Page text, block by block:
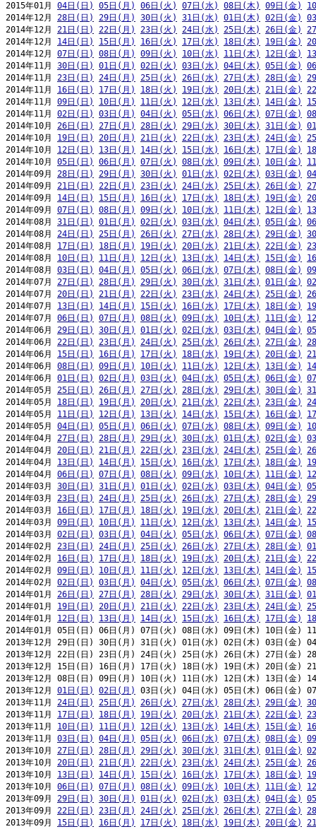
2015年01月 04日(日) 05日(月) 06日(火) 07日(水) 08日(木) 09日(金)
2014年12月 28日(日) 29日(月) 30日(火) 31日(水) 01日(木) 02日(金)
2014年12月 21日(日) 22日(月) 23日(火) 24日(水) 25日(木) 26日(金)
2014年12月 14日(日) 15日(月) 16日(火) 17日(水) 18日(木) 19日(金)
2014年12月 07日(日) 08日(月) 09日(火) 10日(水) 11日(木) 12日(金)
2014年11月 30日(日) 01日(月) 02日(火) 03日(水) 04日(木) 05日(金)
2014年11月 23日(日) 24日(月) 25日(火) 26日(水) 27日(木) 28日(金)
2014年11月 16日(日) 17日(月) 18日(火) 19日(水) 20日(木) 21日(金)
2014年11月 09日(日) 10日(月) 11日(火) 12日(水) 13日(木) 14日(金)
2014年11月 02日(日) 03日(月) 04日(火) 05日(水) 06日(木) 07日(金)
2014年10月 26日(日) 27日(月) 28日(火) 29日(水) 30日(木) 31日(金)
2014年10月 19日(日) 20日(月) 21日(火) 22日(水) 23日(木) 24日(金)
2014年10月 12日(日) 13日(月) 14日(火) 15日(水) 16日(木) 17日(金)
2014年10月 05日(日) 06日(月) 07日(火) 08日(水) 09日(木) 10日(金)
2014年09月 28日(日) 29日(月) 30日(火) 01日(水) 02日(木) 03日(金)
2014年09月 21日(日) 22日(月) 23日(火) 24日(水) 25日(木) 26日(金)
2014年09月 14日(日) 15日(月) 16日(火) 17日(水) 18日(木) 19日(金)
2014年09月 07日(日) 08日(月) 09日(火) 10日(水) 11日(木) 12日(金)
2014年08月 31日(日) 01日(月) 02日(火) 03日(水) 04日(木) 05日(金)
2014年08月 24日(日) 25日(月) 26日(火) 27日(水) 28日(木) 29日(金)
2014年08月 17日(日) 18日(月) 19日(火) 20日(水) 21日(木) 22日(金)
2014年08月 10日(日) 11日(月) 12日(火) 13日(水) 14日(木) 15日(金)
2014年08月 03日(日) 04日(月) 05日(火) 06日(水) 07日(木) 08日(金)
2014年07月 27日(日) 28日(月) 29日(火) 30日(水) 31日(木) 01日(金)
2014年07月 20日(日) 21日(月) 22日(火) 23日(水) 24日(木) 25日(金)
2014年07月 13日(日) 14日(月) 15日(火) 16日(水) 17日(木) 18日(金)
2014年07月 06日(日) 07日(月) 08日(火) 09日(水) 10日(木) 11日(金)
2014年06月 29日(日) 30日(月) 01日(火) 02日(水) 03日(木) 04日(金)
2014年06月 22日(日) 23日(月) 24日(火) 25日(水) 26日(木) 27日(金)
2014年06月 15日(日) 16日(月) 17日(火) 18日(水) 19日(木) 20日(金)
2014年06月 08日(日) 09日(月) 10日(火) 11日(水) 12日(木) 13日(金)
2014年06月 01日(日) 02日(月) 03日(火) 04日(水) 05日(木) 06日(金)
2014年05月 25日(日) 26日(月) 27日(火) 28日(水) 29日(木) 30日(金)
2014年05月 18日(日) 19日(月) 20日(火) 21日(水) 22日(木) 23日(金)
2014年05月 11日(日) 12日(月) 13日(火) 14日(水) 15日(木) 16日(金)
2014年05月 04日(日) 05日(月) 06日(火) 07日(水) 08日(木) 09日(金)
2014年04月 27日(日) 28日(月) 29日(火) 30日(水) 01日(木) 02日(金)
2014年04月 20日(日) 21日(月) 22日(火) 23日(水) 24日(木) 25日(金)
2014年04月 13日(日) 14日(月) 15日(火) 16日(水) 17日(木) 18日(金)
2014年04月 06日(日) 07日(月) 08日(火) 09日(水) 10日(木) 11日(金)
2014年03月 30日(日) 31日(月) 01日(火) 02日(水) 03日(木) 04日(金)
2014年03月 23日(日) 24日(月) 25日(火) 26日(水) 27日(木) 28日(金)
2014年03月 16日(日) 17日(月) 18日(火) 19日(水) 20日(木) 21日(金)
2014年03月 09日(日) 10日(月) 11日(火) 12日(水) 13日(木) 14日(金)
2014年03月 02日(日) 03日(月) 04日(火) 05日(水) 06日(木) 07日(金)
2014年02月 23日(日) 24日(月) 25日(火) 26日(水) 27日(木) 28日(金)
2014年02月 16日(日) 17日(月) 18日(火) 19日(水) 20日(木) 21日(金)
2014年02月 09日(日) 10日(月) 11日(火) 12日(水) 13日(木) 14日(金)
2014年02月 02日(日) 03日(月) 04日(火) 05日(水) 06日(木) 07日(金)
2014年01月 26日(日) 27日(月) 28日(火) 29日(水) 30日(木) 31日(金)
2014年01月 19日(日) 20日(月) 21日(火) 22日(水) 23日(木) 24日(金)
2014年01月 12日(日) 13日(月) 14日(火) 15日(水) 16日(木) 17日(金)
2014年01月 05日(日) 06日(月) 07日(火) 08日(水) 09日(木) 10日(金)
2013年12月 29日(日) 30日(月) 31日(火) 01日(水) 02日(木) 03日(金)
2013年12月 22日(日) 23日(月) 24日(火) 25日(水) 26日(木) 27日(金)
2013年12月 15日(日) 16日(月) 17日(火) 18日(水) 19日(木) 20日(金)
2013年12月 08日(日) 09日(月) 10日(火) 11日(水) 12日(木) 13日(金)
2013年12月 01日(日) 02日(月)
03日(火) 04日(水) 05日(木) 06日(金)
2013年11月 24日(日) 25日(月) 26日(火) 27日(水) 28日(木) 29日(金)
2013年11月 17日(日) 18日(月) 19日(火) 20日(水) 21日(木) 22日(金)
2013年11月 10日(日) 11日(月) 12日(火) 13日(水) 14日(木) 15日(金)
2013年11月 03日(日) 04日(月) 05日(火) 06日(水) 07日(木) 08日(金)
2013年10月 27日(日) 28日(月) 29日(火) 30日(水) 31日(木) 01日(金)
2013年10月 20日(日) 21日(月) 22日(火) 23日(水) 24日(木) 25日(金)
2013年10月 13日(日) 14日(月) 15日(火) 16日(水) 17日(木) 18日(金)
2013年10月 06日(日) 07日(月) 08日(火) 09日(水) 10日(木) 11日(金)
2013年09月 29日(日) 30日(月) 01日(火) 02日(水) 03日(木) 04日(金)
2013年09月 22日(日) 23日(月) 24日(火) 25日(水) 26日(木) 27日(金)
2013年09月 15日(日) 16日(月) 17日(火) 18日(水) 19日(木) 20日(金)